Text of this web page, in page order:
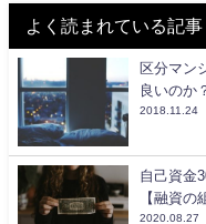
よく読まれている記事
区分マン
良いのか
2018.11.24
自己資金
【融資の
2020.08.27